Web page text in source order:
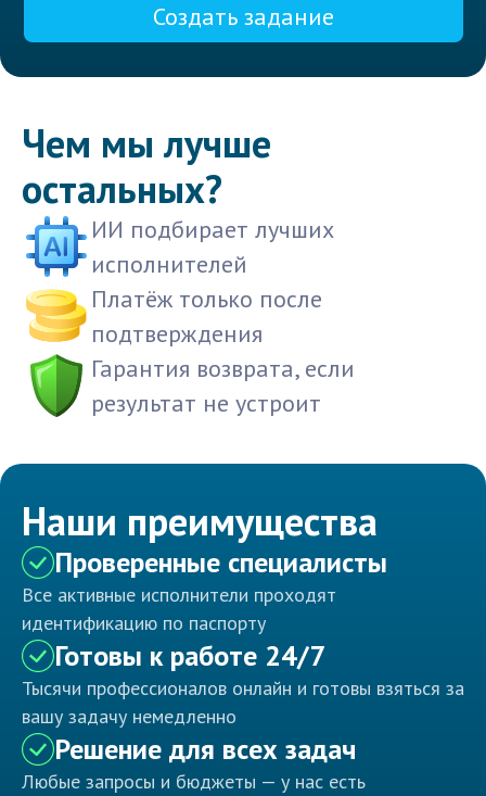
Создать задание
Чем мы лучше
остальных?
ИИ подбирает лучших
исполнителей
Платёж только после
подтверждения
Гарантия возврата, если
результат не устроит
Наши преимущества
Проверенные специалисты
Все активные исполнители проходят
идентификацию по паспорту
Готовы к работе 24/7
Тысячи профессионалов онлайн и готовы взяться за
вашу задачу немедленно
Решение для всех задач
Любые запросы и бюджеты — у нас есть